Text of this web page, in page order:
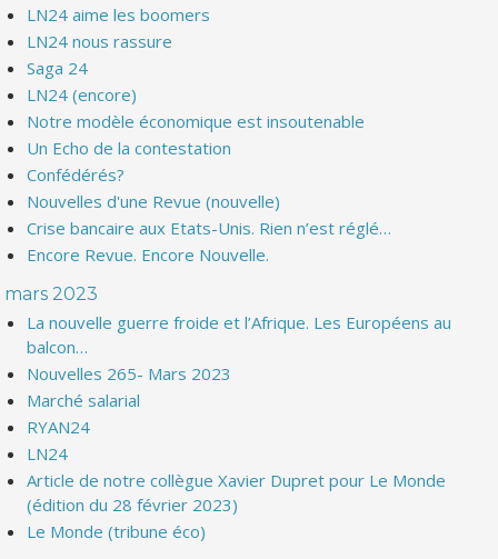
LN24 aime les boomers
LN24 nous rassure
Saga 24
LN24 (encore)
Notre modèle économique est insoutenable
Un Echo de la contestation
Confédérés?
Nouvelles d'une Revue (nouvelle)
Crise bancaire aux Etats-Unis. Rien n’est réglé…
Encore Revue. Encore Nouvelle.
mars 2023
La nouvelle guerre froide et l’Afrique. Les Européens au
balcon…
Nouvelles 265- Mars 2023
Marché salarial
RYAN24
LN24
Article de notre collègue Xavier Dupret pour Le Monde
(édition du 28 février 2023)
Le Monde (tribune éco)